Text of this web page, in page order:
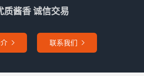
质酱香 诚信交易
 联系我们 